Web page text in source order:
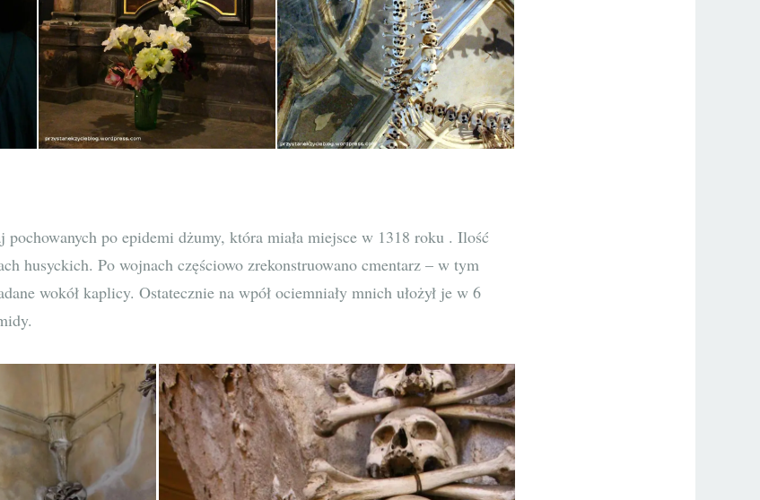
pochowanych po epidemi dżumy, która miała miejsce w 1318 roku . Ilość
husyckich. Po wojnach częściowo zrekonstruowano cmentarz – w tym
wokół kaplicy. Ostatecznie na wpół ociemniały mnich ułożył je w 6